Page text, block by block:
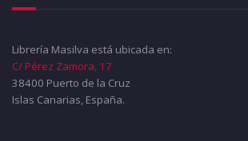
Librería Masilva está ubicada en:
C/ Pérez Zamora, 17
38400 Puerto de la Cruz
Islas Canarias, España.